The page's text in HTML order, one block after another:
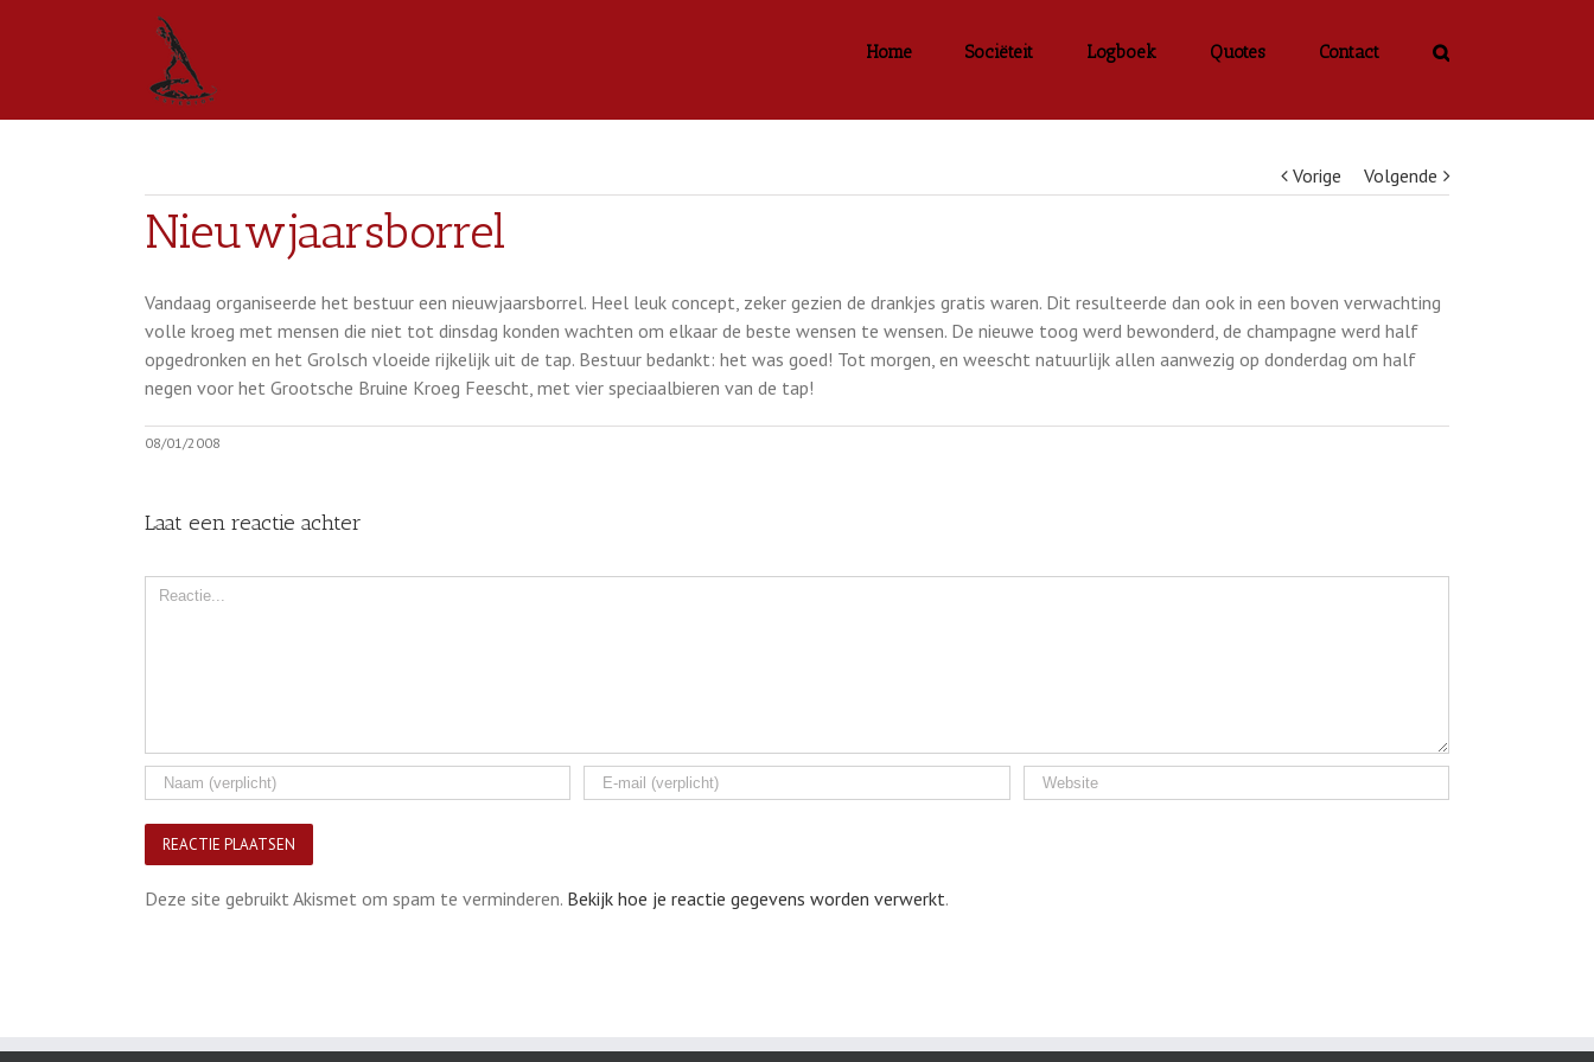
Home Sociëteit Logboek Quotes Contact
Vorige Volgende
Nieuwjaarsborrel
Vandaag organiseerde het bestuur een nieuwjaarsborrel. Heel leuk concept, zeker gezien de drankjes gratis waren. Dit resulteerde dan ook in een boven verwachting
volle kroeg met mensen die niet tot dinsdag konden wachten om elkaar de beste wensen te wensen. De nieuwe toog werd bewonderd, de champagne werd half
opgedronken en het Grolsch vloeide rijkelijk uit de tap. Bestuur bedankt: het was goed! Tot morgen, en weescht natuurlijk allen aanwezig op donderdag om half
negen voor het Grootsche Bruine Kroeg Feescht, met vier speciaalbieren van de tap!
08/01/2008
Laat een reactie achter
Comment
Deze site gebruikt Akismet om spam te verminderen. Bekijk hoe je reactie gegevens worden verwerkt.